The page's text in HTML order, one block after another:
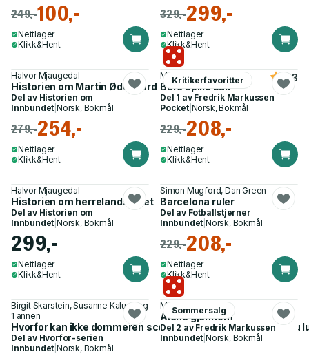
249,-100,-
Nettlager
Klikk&Hent
329,-299,-
Nettlager
Klikk&Hent
Halvor Mjaugedal
Historien om Martin Ødegaard
Del av Historien om
Innbundet |Norsk, Bokmål
279,-254,-
Nettlager
Klikk&Hent
Kritikerfavoritter
Michael Stilson
Bare spille ball
4.3
Del 1 av Fredrik Markussen
Pocket| Norsk, Bokmål
229,-208,-
Nettlager
Klikk&Hent
Halvor Mjaugedal
Historien om herrelandslaget
Del av Historien om
Innbundet |Norsk, Bokmål
299,-
Nettlager
Klikk&Hent
Simon Mugford, Dan Green
Barcelona ruler
Del av Fotballstjerner
Innbundet |Norsk, Bokmål
229,-208,-
Nettlager
Klikk&Hent
Birgit Skarstein, Susanne Kaluza og
1 annen
Hvorfor kan ikke dommeren score mål? - og 52 andre ting du
Del av Hvorfor-serien
Innbundet |Norsk, Bokmål
Sommersalg
Michael Stilson
Alene gjennom
Del 2 av Fredrik Markussen
Innbundet |Norsk, Bokmål